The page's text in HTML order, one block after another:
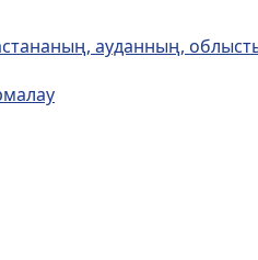
ауданның,